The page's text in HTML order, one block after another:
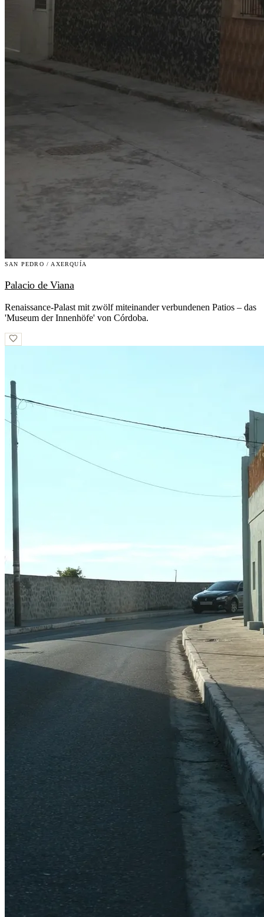
SAN PEDRO / AXERQUÍA
Palacio de Viana
Renaissance-Palast mit zwölf miteinander verbundenen Patios – das
'Museum der Innenhöfe' von Córdoba.